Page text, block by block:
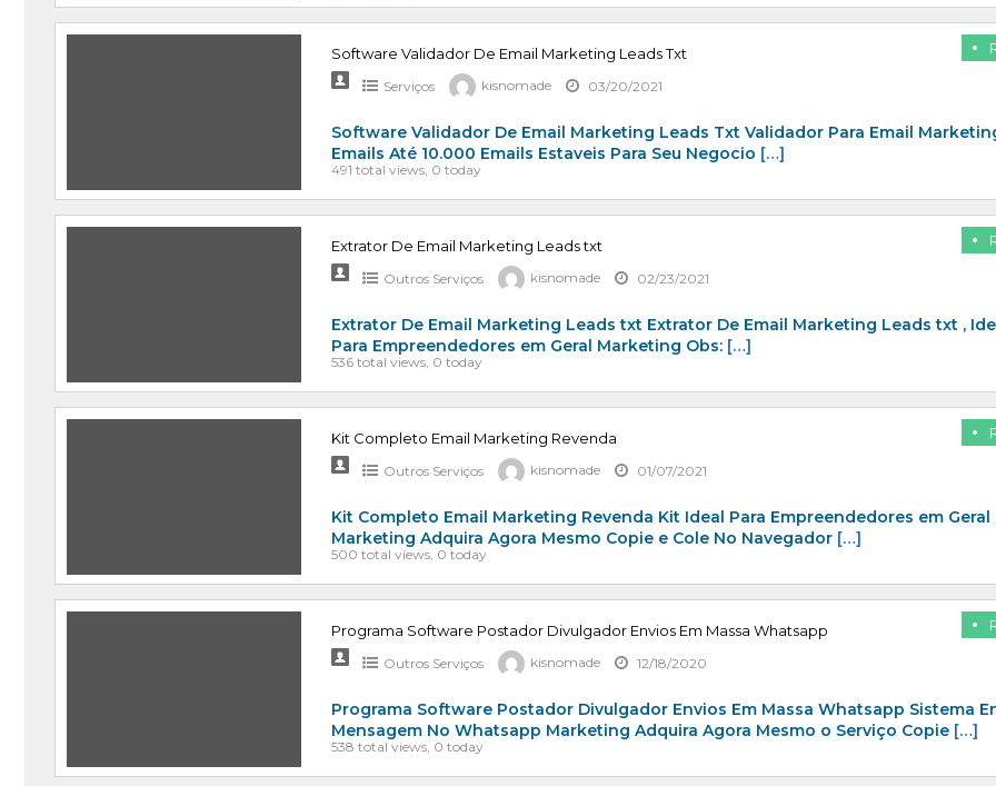
Software Validador De Email Marketing Leads Txt
Serviços kisnomade 03/20/2021
Software Validador De Email Marketing Leads Txt Validador Para Email
Emails Até 10.000 Emails Estaveis Para Seu Negocio […]
491 total views, 0 today
Extrator De Email Marketing Leads txt
Outros Serviços kisnomade 02/23/2021
Extrator De Email Marketing Leads txt Extrator De Email Marketing Leads txt ,
Para Empreendedores em Geral Marketing Obs: […]
536 total views, 0 today
Kit Completo Email Marketing Revenda
Outros Serviços kisnomade 01/07/2021
Kit Completo Email Marketing Revenda Kit Ideal Para Empreendedores em Geral
Marketing Adquira Agora Mesmo Copie e Cole No Navegador […]
500 total views, 0 today
Programa Software Postador Divulgador Envios Em Massa Whatsapp
Outros Serviços kisnomade 12/18/2020
Programa Software Postador Divulgador Envios Em Massa Whatsapp Sistema
Mensagem No Whatsapp Marketing Adquira Agora Mesmo o Serviço Copie […]
538 total views, 0 today